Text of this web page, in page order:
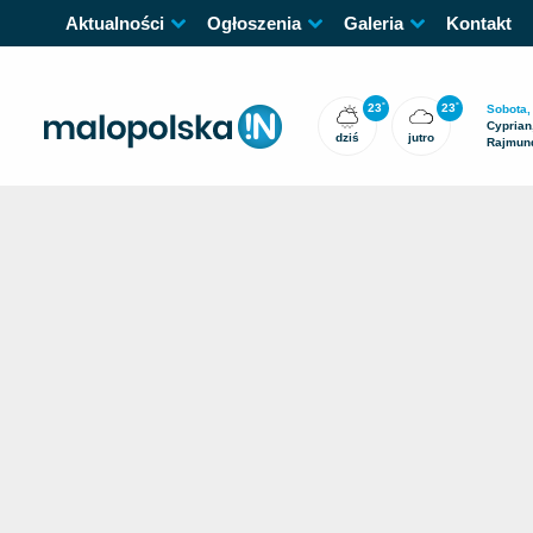
Aktualności Ogłoszenia Galeria Kontakt
23°
dziś
23°
jutro